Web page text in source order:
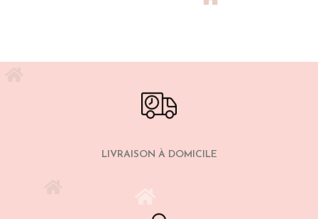
LIVRAISON À DOMICILE